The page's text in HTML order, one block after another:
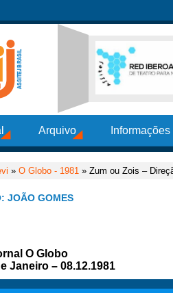
Arquivo
» O Globo - 1981 » Zum ou Zois –
JOÃO GOMES
O Globo
Janeiro – 08.12.1981